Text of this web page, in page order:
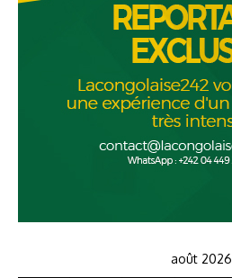
août 2026